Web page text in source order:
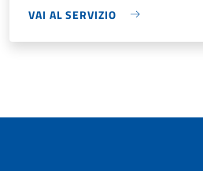
VAI AL SERVIZIO